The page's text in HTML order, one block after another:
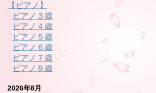
【ピアノ】
ピアノ３歳
ピアノ４歳
ピアノ５歳
ピアノ６歳
ピアノ７歳
ピアノ８歳
2026年8月